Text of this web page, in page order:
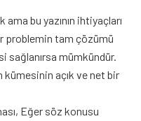
bu yazının ihtiyaçları
problemin tam çözümü
sağlanırsa mümkündür.
kümesinin açık ve net bir
Eğer söz konusu